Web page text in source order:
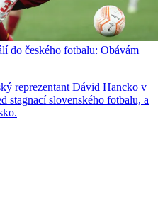
do českého fotbalu: Obávám
reprezentant Dávid Hancko v
stagnací slovenského fotbalu, a